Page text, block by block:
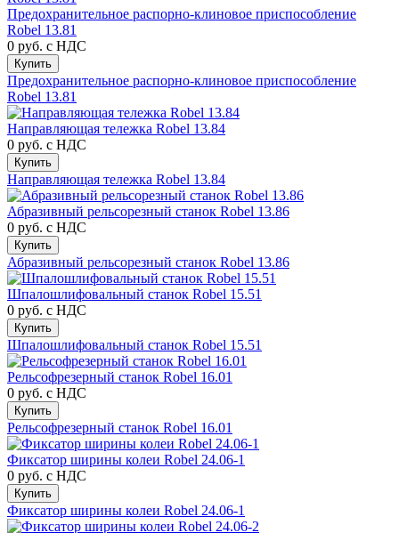
Предохранительное распорно-клиновое приспособление
Robel 13.81
0 руб. с НДС
Купить
Предохранительное распорно-клиновое приспособление
Robel 13.81
Направляющая тележка Robel 13.84
0 руб. с НДС
Купить
Направляющая тележка Robel 13.84
Абразивный рельсорезный станок Robel 13.86
0 руб. с НДС
Купить
Абразивный рельсорезный станок Robel 13.86
Шпалошлифовальный станок Robel 15.51
0 руб. с НДС
Купить
Шпалошлифовальный станок Robel 15.51
Рельсофрезерный станок Robel 16.01
0 руб. с НДС
Купить
Рельсофрезерный станок Robel 16.01
Фиксатор ширины колеи Robel 24.06-1
0 руб. с НДС
Купить
Фиксатор ширины колеи Robel 24.06-1